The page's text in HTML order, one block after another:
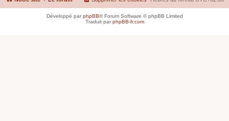
Développé parphpBB® Forum Software © phpBB Limited
Traduit parphpBB-fr.com